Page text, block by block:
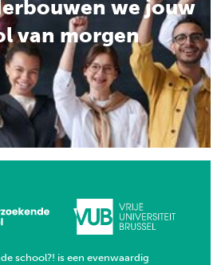
we jouw
van morgen
school?! is een evenwaardig